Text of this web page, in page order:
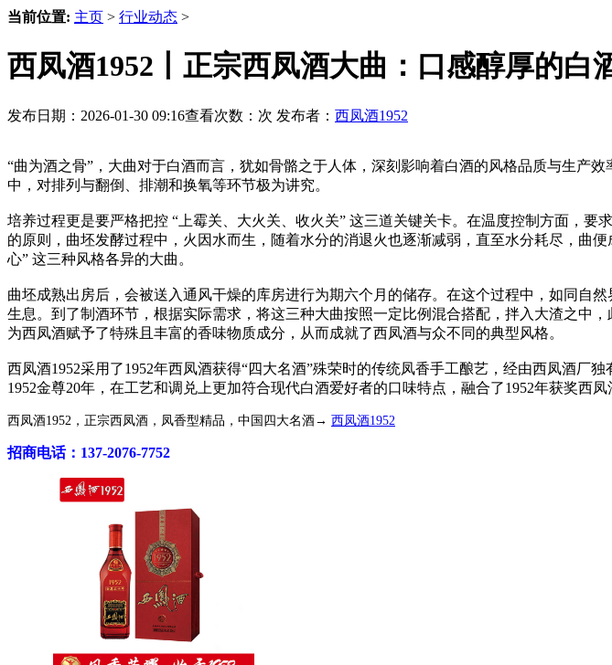
当前位置: 主页 > 行业动态 >
西凤酒1952丨正宗西凤酒大曲：口感醇厚的白
发布日期：2026-01-30 09:16查看次数： 次 发布者： 西凤酒1952
“曲为酒之骨”，大曲对于白酒而言，犹如骨骼之于人体，深刻影响着白酒的风格品质与生产
中，对排列与翻倒、排潮和换氧等环节极为讲究。
培养过程更是要严格把控 “上霉关、大火关、收火关” 这三道关键关卡。在温度控制方面，
的原则，曲坯发酵过程中，火因水而生，随着水分的消退火也逐渐减弱，直至水分耗尽，曲
心” 这三种风格各异的大曲。
曲坯成熟出房后，会被送入通风干燥的库房进行为期六个月的储存。在这个过程中，如同自
生息。到了制酒环节，根据实际需求，将这三种大曲按照一定比例混合搭配，拌入大渣之中
为西凤酒赋予了特殊且丰富的香味物质成分，从而成就了西凤酒与众不同的典型风格。
西凤酒1952采用了1952年西凤酒获得“四大名酒”殊荣时的传统凤香手工酿艺，经由西凤酒厂
1952金尊20年，在工艺和调兑上更加符合现代白酒爱好者的口味特点，融合了1952年获奖西
西凤酒1952，正宗西凤酒，凤香型精品，中国四大名酒→ 西凤酒1952
招商电话：137-2076-7752